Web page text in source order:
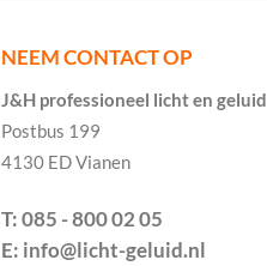
NEEM CONTACT OP
J&H professioneel licht en geluid
Postbus 199
4130 ED Vianen
T: 085 - 800 02 05
E: info@licht-geluid.nl